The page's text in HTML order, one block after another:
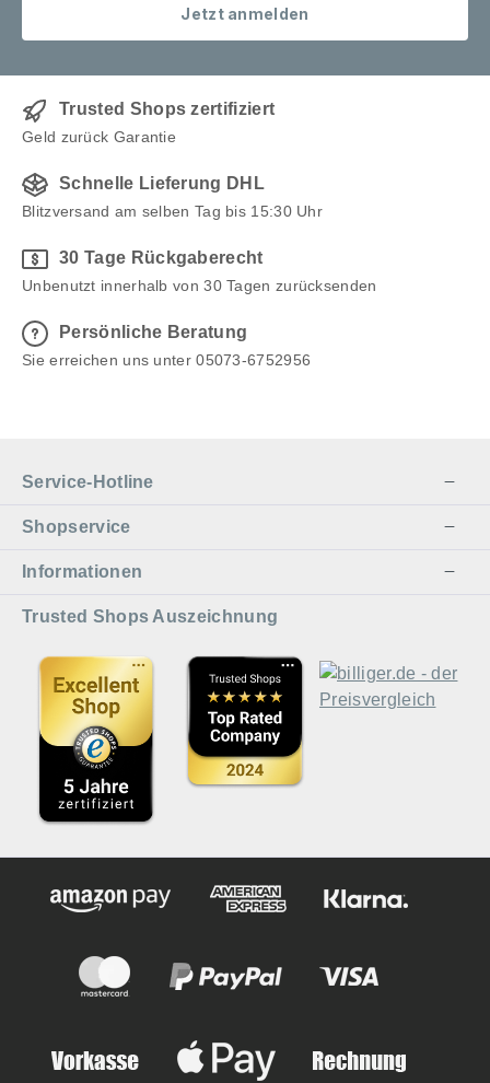
Jetzt anmelden
Trusted Shops zertifiziert
Geld zurück Garantie
Schnelle Lieferung DHL
Blitzversand am selben Tag bis 15:30 Uhr
30 Tage Rückgaberecht
Unbenutzt innerhalb von 30 Tagen zurücksenden
Persönliche Beratung
Sie erreichen uns unter 05073-6752956
Service-Hotline
Shopservice
Informationen
Trusted Shops Auszeichnung